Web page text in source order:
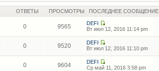
ОТВЕТЫ ПРОСМОТРЫ ПОСЛЕДНЕЕ СООБЩЕНИЕ
0 9565
DEFI
Вт июл 12, 2016 11:14 pm
0 9520
DEFI
Вт июл 12, 2016 11:10 pm
0 9604
DEFI
Ср май 11, 2016 3:58 pm